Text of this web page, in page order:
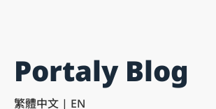
Portaly Blog
繁體中文 | EN